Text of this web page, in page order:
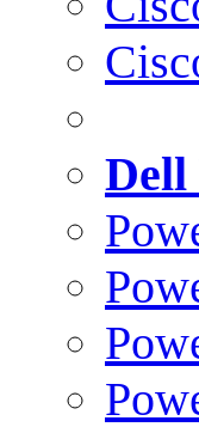
Dell